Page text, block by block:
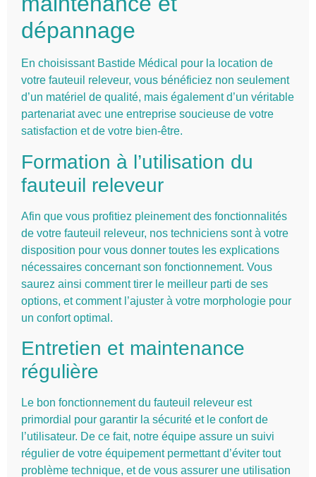
dépannage
En choisissant Bastide Médical pour la location de
votre fauteuil releveur, vous bénéficiez non seulement
d’un matériel de qualité, mais également d’un véritable
partenariat avec une entreprise soucieuse de votre
satisfaction et de votre bien-être.
Formation à l’utilisation du
fauteuil releveur
Afin que vous profitiez pleinement des fonctionnalités
de votre fauteuil releveur, nos techniciens sont à votre
disposition pour vous donner toutes les explications
nécessaires concernant son fonctionnement. Vous
saurez ainsi comment tirer le meilleur parti de ses
options, et comment l’ajuster à votre morphologie pour
un confort optimal.
Entretien et maintenance
régulière
Le bon fonctionnement du fauteuil releveur est
primordial pour garantir la sécurité et le confort de
l’utilisateur. De ce fait, notre équipe assure un suivi
régulier de votre équipement permettant d’éviter tout
problème technique, et de vous assurer une utilisation